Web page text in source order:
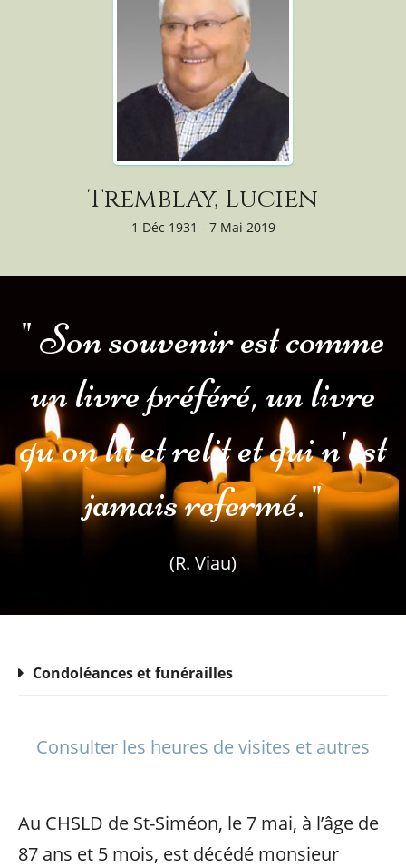
Tremblay, Lucien
1 Déc 1931 - 7 Mai 2019
" Son souvenir est comme
un livre préféré, un livre
qu'on lit et relit et qui n'est
jamais refermé. "
(R. Viau)
Condoléances et funérailles
Consulter les heures de visites et autres
Au CHSLD de St-Siméon, le 7 mai, à l’âge de
87 ans et 5 mois, est décédé monsieur